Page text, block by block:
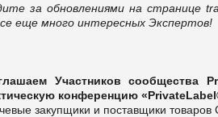
за обновлениями на странице
еще много интересных Экспертов!
Участников сообщества
конференцию
закупщики и поставщики товаров